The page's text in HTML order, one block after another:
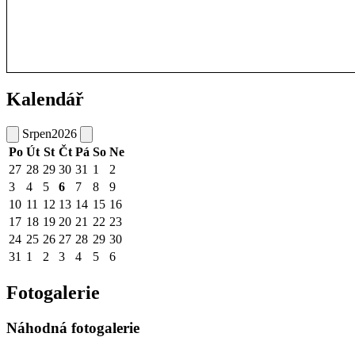
Kalendář
Srpen2026
Po Út St Čt Pá So Ne
27 28 29 30 31 1
2
3
4 5 6 7 8
9
10 11 12 13 14 15 16
17 18 19 20 21 22 23
24 25 26 27 28 29 30
31 1 2 3 4 5 6
Fotogalerie
Náhodná fotogalerie